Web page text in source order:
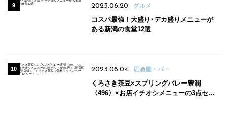
2023.06.20 グルメ
コスパ最強！大盛り･デカ盛りメニューが
ある新潟の食堂12選
2023.08.04 居酒屋・バー
くろさき茶豆×スプリングバレー豊潤
〈496〉×お店イチオシメニューの3点セッ